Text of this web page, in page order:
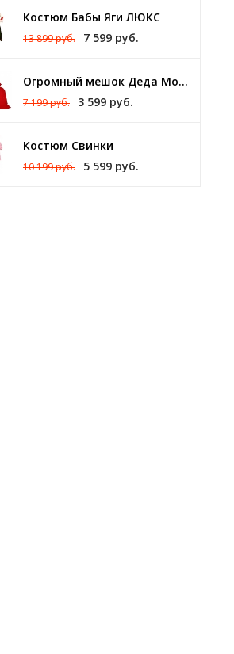
Костюм Бабы Яги ЛЮКС
13 899 руб. 7 599 руб.
Огромный мешок Деда Мороза 140 х 150 см
7 199 руб. 3 599 руб.
Костюм Свинки
10 199 руб. 5 599 руб.